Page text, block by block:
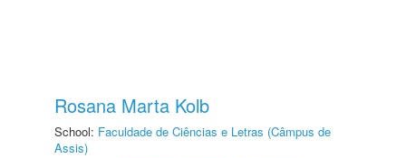
Rosana Marta Kolb
School: Faculdade de Ciências e Letras (Câmpus de
Assis)